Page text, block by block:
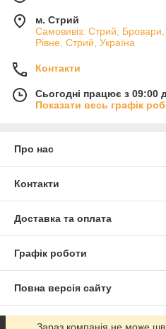
м. Стрий
Самовивіз: Стрий, Бровари,
Рівне, Стрий, Україна
Контакти
Сьогодні працює з 09:00
Показати весь графік
Про нас
Контакти
Доставка та оплата
Графік роботи
Повна версія сайту
Сайт створено на